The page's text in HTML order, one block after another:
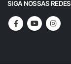
SIGA NOSSAS REDES